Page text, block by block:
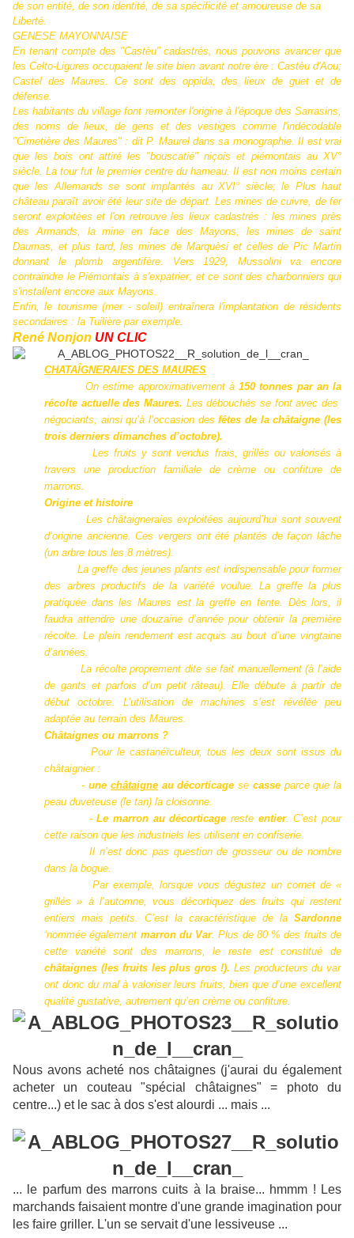
de son entité, de son identité, de sa spécificité et amoureuse de sa
Liberté.
GENESE MAYONNAISE
En tenant compte des "Castèu" cadastrés, nous pouvons avancer que
les Celto-Ligures occupaient le site bien avant notre ère : Castèu d'Aou;
Castel des Maures. Ce sont des oppida, des lieux de guet et de
défense.
Les habitants du village font remonter l'origine à l'époque des Sarrasins,
des noms de lieux, de gens et des vestiges comme l'indécodable
"Cimetière des Maures" : dit P. Maurel dans sa monographie. Il est vrai
que les bois ont attiré les "bouscatié" niçois et piémontais au XV°
siècle. La tour fut le premier centre du hameau. Il est non moins certain
que les Allemands se sont implantés au XVI° siècle; le Plus haut
château paraît avoir été leur site de départ. Les mines de cuivre, de fer
seront exploitées et l'on retrouve les lieux cadastrés : les mines près
des Armands, la mine en face des Mayons, les mines de saint
Daumas, et plus tard, les mines de Marquèsi et celles de Pic Martin
donnant le plomb argentifère. Vers 1929, Mussolini va encore
contraindre le Piémontais à s'expatrier; et ce sont des charbonniers qui
s'installent encore aux Mayons.
Enfin, le tourisme (mer - soleil) entraînera l'implantation de résidents
secondaires : la Tuilière par exemple.
René Nonjon UN CLIC
CHATAÎGNERAIES DES MAURES
On estime approximativement à150 tonnes par an la
récolte actuelle des Maures. Les débouchés se font avec des
négociants, ainsi qu’à l’occasion desfêtes de la châtaigne (les
trois derniers dimanches d’octobre).
Les fruits y sont vendus frais, grillés ou valorisés à
travers une production familiale de crème ou confiture de
marrons.
Origine et histoire
Les châtaigneraies exploitées aujourd’hui sont souvent
d’origine ancienne. Ces vergers ont été plantés de façon lâche
(un arbre tous les 8 mètres).
La greffe des jeunes plants est indispensable pour former
des arbres productifs de la variété voulue. La greffe la plus
pratiquée dans les Maures est la greffe en fente. Dès lors, il
faudra attendre une douzaine d’année pour obtenir la première
récolte. Le plein rendement est acquis au bout d’une vingtaine
d’années.
La récolte proprement dite se fait manuellement (à l’aide
de gants et parfois d’un petit râteau). Elle débute à partir de
début octobre. L’utilisation de machines s’est révélée peu
adaptée au terrain des Maures.
Châtaignes ou marrons ?
Pour le castanéïculteur, tous les deux sont issus du
châtaignier :
-une châtaigne au décorticage se casseparce que la
peau duveteuse (le tan) la cloisonne.
-Le marron au décorticage reste entier. C’est pour
cette raison que les industriels les utilisent en confiserie.
Il n’est donc pas question de grosseur ou de nombre
dans la bogue.
Par exemple, lorsque vous dégustez un cornet de «
grillés » à l’automne, vous décortiquez des fruits qui restent
entiers mais petits. C’est la caractéristique de la Sardonne
‘nommée également marron du Var. Plus de 80 % des fruits de
cette variété sont des marrons, le reste est constitué de
châtaignes (les fruits les plus gros !). Les producteurs du var
ont donc du mal à valoriser leurs fruits, bien que d’une excellent
qualité gustative, autrement qu’en crème ou confiture.
Nous avons acheté nos châtaignes (j'aurai du également
acheter un couteau "spécial châtaignes" = photo du
centre...) et le sac à dos s'est alourdi ... mais ...
... le parfum des marrons cuits à la braise... hmmm ! Les
marchands faisaient montre d'une grande imagination pour
les faire griller. L'un se servait d'une lessiveuse ...